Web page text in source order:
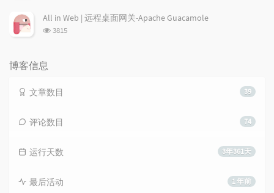
次
All in Web | 远程桌面网关-Apache Guacamole
浏
3815
博客信息
39
文章数目
74
评论数目
3年361天
运行天数
1 年前
最后活动